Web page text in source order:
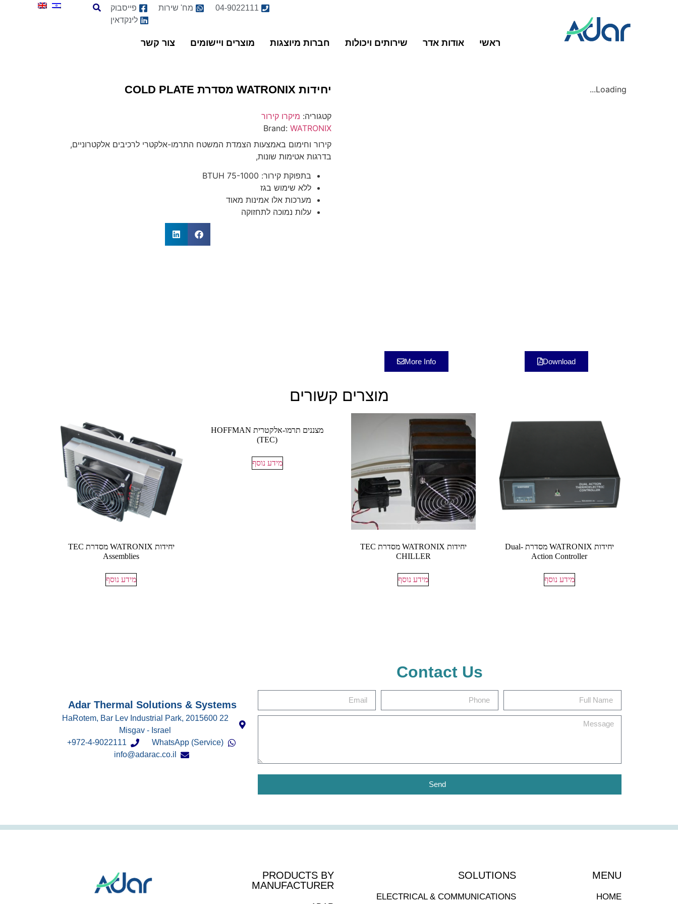
04-9022111 מח' שירות
פייסבוק
לינקדאין
ראשי אודות אדר שירותים ויכולות חברות מיוצגות מוצרים ויישומים צור קשר
Loading...
Download
More Info
יחידות WATRONIX מסדרת COLD PLATE
קטגוריה: מיקרו קירור
Brand: WATRONIX
קירור וחימום באמצעות הצמדת המשטח התרמו-אלקטרי לרכיבים אלקטרוניים,
בדרגות אטימות שונות,
בתפוקת קירור: 75-1000 BTUH
ללא שימוש בגז
מערכות אלו אמינות מאוד
עלות נמוכה לתחזוקה
מוצרים קשורים
יחידות WATRONIX מסדרת Dual-
Action Controller
מידע נוסף
יחידות WATRONIX מסדרת TEC
CHILLER
מידע נוסף
מצננים תרמו-אלקטרית HOFFMAN
(TEC)
מידע נוסף
יחידות WATRONIX מסדרת TEC
Assemblies
מידע נוסף
Contact Us
Send
Adar Thermal Solutions & Systems
22 HaRotem, Bar Lev Industrial Park, 2015600
Misgav - Israel
WhatsApp (Service)
972-4-9022111+
info@adarac.co.il
MENU
HOME
SOLUTIONS
ELECTRICAL & COMMUNICATIONS
PRODUCTS BY
MANUFACTURER